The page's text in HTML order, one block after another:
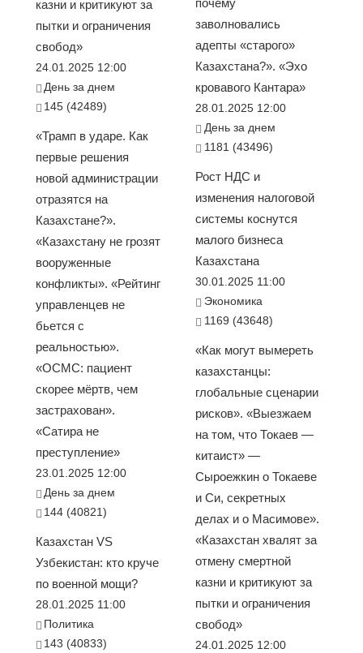
казни и критикуют за
пытки и ограничения
свобод»
24.01.2025 12:00
День за днем
145 (42489)
«Трамп в ударе. Как
первые решения
новой администрации
отразятся на
Казахстане?».
«Казахстану не грозят
вооруженные
конфликты». «Рейтинг
управленцев не
бьется с
реальностью».
«ОСМС: пациент
скорее мёртв, чем
застрахован».
«Сатира не
преступление»
23.01.2025 12:00
День за днем
144 (40821)
Казахстан VS
Узбекистан: кто круче
по военной мощи?
28.01.2025 11:00
Политика
143 (40833)
почему
заволновались
адепты «старого»
Казахстана?». «Эхо
кровавого Кантара»
28.01.2025 12:00
День за днем
1181 (43496)
Рост НДС и
изменения налоговой
системы коснутся
малого бизнеса
Казахстана
30.01.2025 11:00
Экономика
1169 (43648)
«Как могут вымереть
казахстанцы:
глобальные сценарии
рисков». «Выезжаем
на том, что Токаев —
китаист» —
Сыроежкин о Токаеве
и Си, секретных
делах и о Масимове».
«Казахстан хвалят за
отмену смертной
казни и критикуют за
пытки и ограничения
свобод»
24.01.2025 12:00